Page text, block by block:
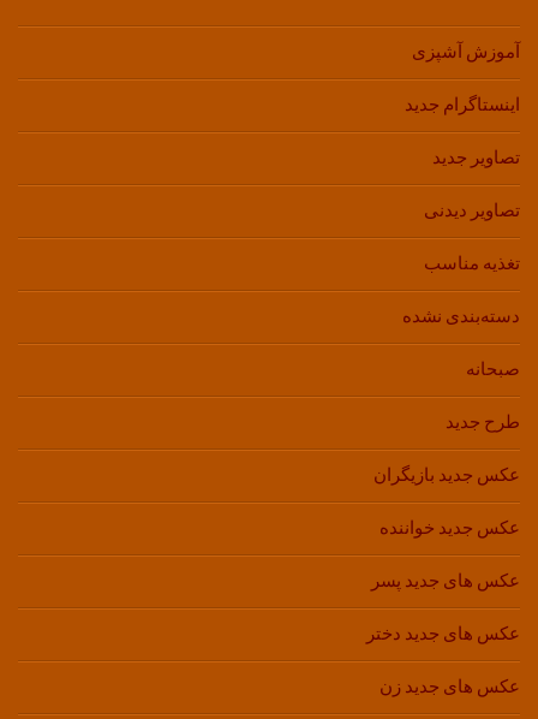
آموزش آشپزی
اینستاگرام جدید
تصاویر جدید
تصاویر دیدنی
تغذیه مناسب
دسته‌بندی نشده
صبحانه
طرح جدید
عکس جدید بازیگران
عکس جدید خواننده
عکس های جدید پسر
عکس های جدید دختر
عکس های جدید زن